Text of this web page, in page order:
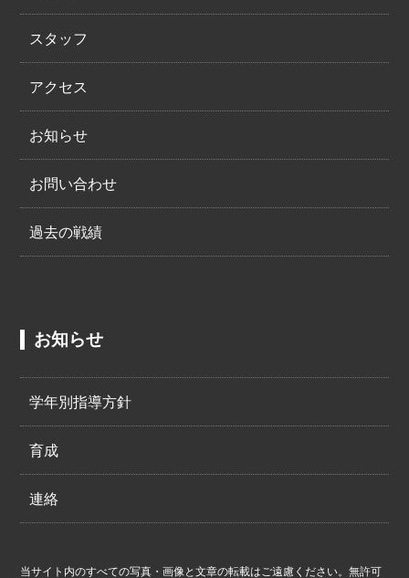
スタッフ
アクセス
お知らせ
お問い合わせ
過去の戦績
お知らせ
学年別指導方針
育成
連絡
当サイト内のすべての写真・画像と文章の転載はご遠慮ください。無許可